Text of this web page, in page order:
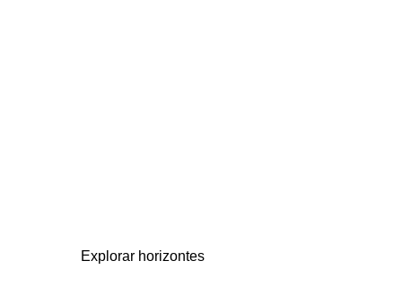
Explorar horizontes